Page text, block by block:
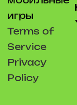
игры
Terms of
Service
Privacy
Policy